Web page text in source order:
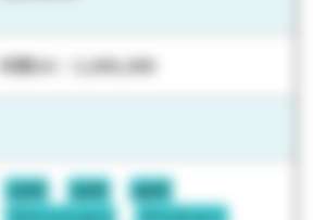
月間UU：3,000,000
20代 30代
40代